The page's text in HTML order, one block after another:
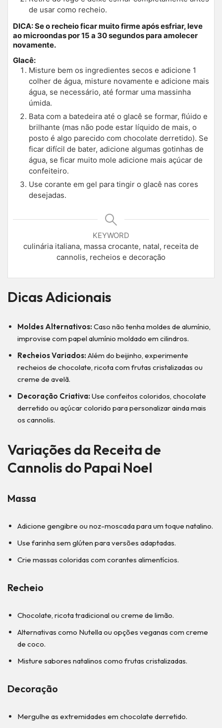
de usar como recheio.
DICA: Se o recheio ficar muito firme após esfriar, leve
ao microondas por 15 a 30 segundos para amolecer
novamente.
Glacê:
Misture bem os ingredientes secos e adicione 1
colher de água, misture novamente e adicione mais
água, se necessário, até formar uma massinha
úmida.
Bata com a batedeira até o glacê se formar, flúido e
brilhante (mas não pode estar líquido de mais, o
posto é algo parecido com chocolate derretido). Se
ficar difícil de bater, adicione algumas gotinhas de
água, se ficar muito mole adicione mais açúcar de
confeiteiro.
Use corante em gel para tingir o glacê nas cores
desejadas.
KEYWORD
culinária italiana, massa crocante, natal, receita de
cannolis, recheios e decoração
Dicas Adicionais
Moldes Alternativos: Caso não tenha moldes de alumínio,
improvise com papel alumínio moldado em cilindros.
Recheios Variados: Além do beijinho, experimente
recheios de chocolate, ricota com frutas cristalizadas ou
creme de avelã.
Decoração Criativa: Use confeitos coloridos, chocolate
derretido ou açúcar colorido para personalizar ainda mais
os cannolis.
Variações da Receita de
Cannolis do Papai Noel
Massa
Adicione gengibre ou noz-moscada para um toque natalino.
Use farinha sem glúten para versões adaptadas.
Crie massas coloridas com corantes alimentícios.
Recheio
Chocolate, ricota tradicional ou creme de limão.
Alternativas como Nutella ou opções veganas com creme
de coco.
Misture sabores natalinos como frutas cristalizadas.
Decoração
Mergulhe as extremidades em chocolate derretido.